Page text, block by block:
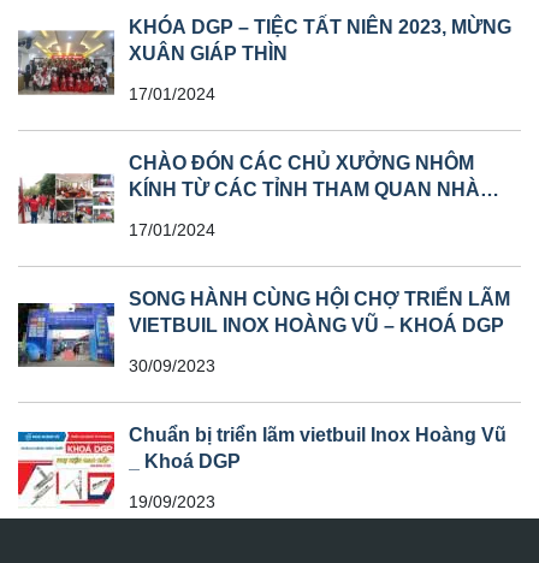
KHÓA DGP – TIỆC TẤT NIÊN 2023, MỪNG
XUÂN GIÁP THÌN
17/01/2024
CHÀO ĐÓN CÁC CHỦ XƯỞNG NHÔM
KÍNH TỪ CÁC TỈNH THAM QUAN NHÀ
17/01/2024
SONG HÀNH CÙNG HỘI CHỢ TRIỂN LÃM
VIETBUIL INOX HOÀNG VŨ – KHOÁ DGP
30/09/2023
Chuẩn bị triển lãm vietbuil Inox Hoàng Vũ
_ Khoá DGP
19/09/2023